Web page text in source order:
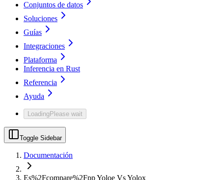
Conjuntos de datos
Soluciones
Guías
Integraciones
Plataforma
Inferencia en Rust
Referencia
Ayuda
LoadingPlease wait
Toggle Sidebar
Documentación
Es%2Fcompare%2Fpp Yoloe Vs Yolox